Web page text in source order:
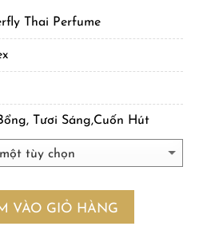
Thai Perfume
Tươi Sáng,Cuốn Hút
VÀO GIỎ HÀNG